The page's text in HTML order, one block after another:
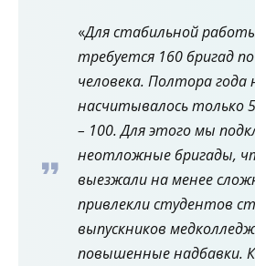
«Для стабильной
требуется 160 бригад
человека. Полтора года
насчитывалось только
– 100. Для этого мы
неотложные бригады,
выезжали на менее
привлекли студентов
выпускников
повышенные надбавки.